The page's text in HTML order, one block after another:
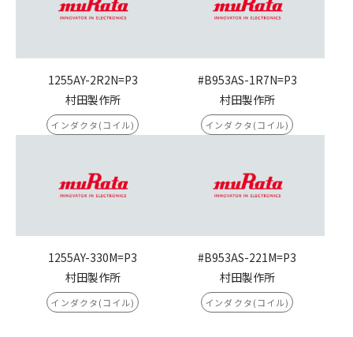
1255AY-2R2N=P3
村田製作所
インダクタ(コイル)
#B953AS-1R7N=P3
村田製作所
インダクタ(コイル)
1255AY-330M=P3
村田製作所
インダクタ(コイル)
#B953AS-221M=P3
村田製作所
インダクタ(コイル)